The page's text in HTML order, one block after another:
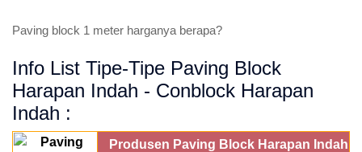
Paving block 1 meter harganya berapa?
Info List Tipe-Tipe Paving Block
Harapan Indah - Conblock Harapan
Indah :
Produsen Paving Block Harapan Indah